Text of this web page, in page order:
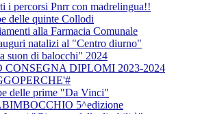
i percorsi Pnrr con madrelingua!!
delle quinte Collodi
alla Farmacia Comunale
natalizi al "Centro diurno"
suon di balocchi" 2024
CONSEGNA DIPLOMI 2023-2024
delle prime "Da Vinci"
5^edizione